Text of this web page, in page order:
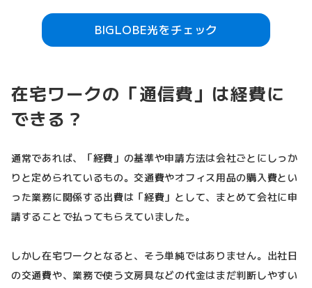
BIGLOBE光をチェック
在宅ワークの「通信費」は経費に
できる？
通常であれば、「経費」の基準や申請方法は会社ごとにしっか
りと定められているもの。交通費やオフィス用品の購入費とい
った業務に関係する出費は「経費」として、まとめて会社に申
請することで払ってもらえていました。
しかし在宅ワークとなると、そう単純ではありません。出社日
の交通費や、業務で使う文房具などの代金はまだ判断しやすい